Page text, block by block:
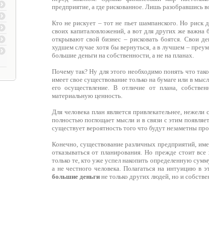
предприятие, а где рискованное. Лишь разобравшись
Кто не рискует – тот не пьет шампанского. Но риск
своих капиталовложений, а вот для других же важна
открывают свой бизнес – рисковать боятся. Свои
худшем случае хотя бы вернуться, а в лучшем –
большие деньги на собственности, а не на планах.
Почему так? Ну для этого необходимо понять что
имеет свое существование только на бумаге или в
его осуществление. В отличие от плана,
материальную ценность.
Для человека план является привлекательнее,
полностью поглощает мысли и в связи с этим
существует вероятность того что будут незаметны
Конечно, существование различных предприятий,
отказываться от планирования. Но прежде стоит
только те, кто уже успел накопить определенную
а не честного человека. Полагаться на интуицию
большие деньгине только других людей, но и